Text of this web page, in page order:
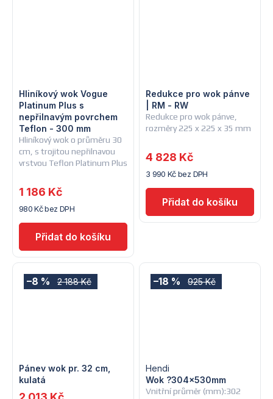
Hliníkový wok o průměru 30
cm, s trojitou nepřilnavou
vrstvou Teflon Platinum Plus
Hliníkový wok Vogue
Platinum Plus s
nepřilnavým povrchem
Teflon - 300 mm
980 Kč bez DPH
1 186 Kč
Redukce pro wok pánve,
rozměry 225 x 225 x 35 mm
Redukce pro wok pánve
| RM - RW
3 990 Kč bez DPH
4 828 Kč
2 188 Kč
–8 %
Pánev wok pr. 32 cm,
kulatá
925 Kč
–18 %
Vnitřní průměr (mm):302
Wok ?304x530mm
Hendi